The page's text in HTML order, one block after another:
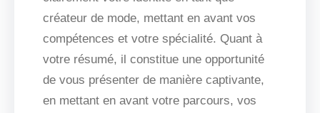
créateur de mode, mettant en avant vos
compétences et votre spécialité. Quant à
votre résumé, il constitue une opportunité
de vous présenter de manière captivante,
en mettant en avant votre parcours, vos